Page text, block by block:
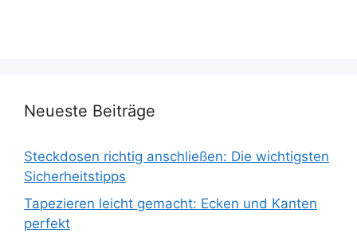
Neueste Beiträge
Steckdosen richtig anschließen: Die wichtigsten
Sicherheitstipps
Tapezieren leicht gemacht: Ecken und Kanten
perfekt